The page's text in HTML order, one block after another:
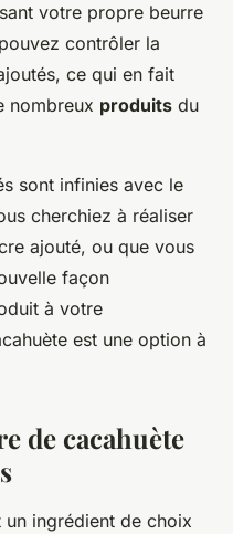
votre propre beurre
contrôler la
ce qui en fait
nombreux produits du
sont infinies avec le
cherchiez à réaliser
ajouté, ou que vous
façon
à votre
est une option à
de cacahuète
un ingrédient de choix